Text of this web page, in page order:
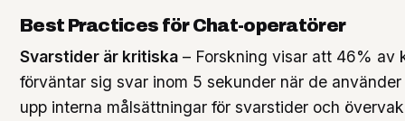
Best Practices för Chat-operatörer
Svarstider är kritiska – Forskning visar att 46% av
förväntar sig svar inom 5 sekunder när de
upp interna målsättningar för svarstider och